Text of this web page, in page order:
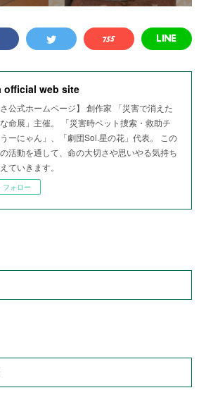
official web site
さ公式ホームページ】 創作家 「災害で消えた
命展」主催。 「災害時ペット捜索・救助チ
ーにゃん」、「劇団Sol.星の花」代表。 この
活動を通して、命の大切さや思いやる気持ち
ていきます。
フォロー